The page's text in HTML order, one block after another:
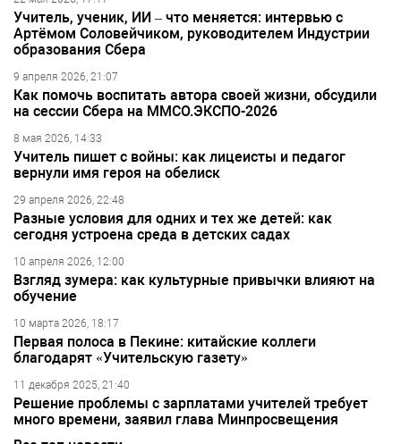
Учитель, ученик, ИИ – что меняется: интервью с
Артёмом Соловейчиком, руководителем Индустрии
образования Сбера
9 апреля 2026, 21:07
Как помочь воспитать автора своей жизни, обсудили
на сессии Сбера на ММСО.ЭКСПО-2026
8 мая 2026, 14:33
Учитель пишет с войны: как лицеисты и педагог
вернули имя героя на обелиск
29 апреля 2026, 22:48
Разные условия для одних и тех же детей: как
сегодня устроена среда в детских садах
10 апреля 2026, 12:00
Взгляд зумера: как культурные привычки влияют на
обучение
10 марта 2026, 18:17
Первая полоса в Пекине: китайские коллеги
благодарят «Учительскую газету»
11 декабря 2025, 21:40
Решение проблемы с зарплатами учителей требует
много времени, заявил глава Минпросвещения